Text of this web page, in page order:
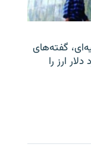
گفته‌های
گم شدن ۹ میلیارد دلار ارز را